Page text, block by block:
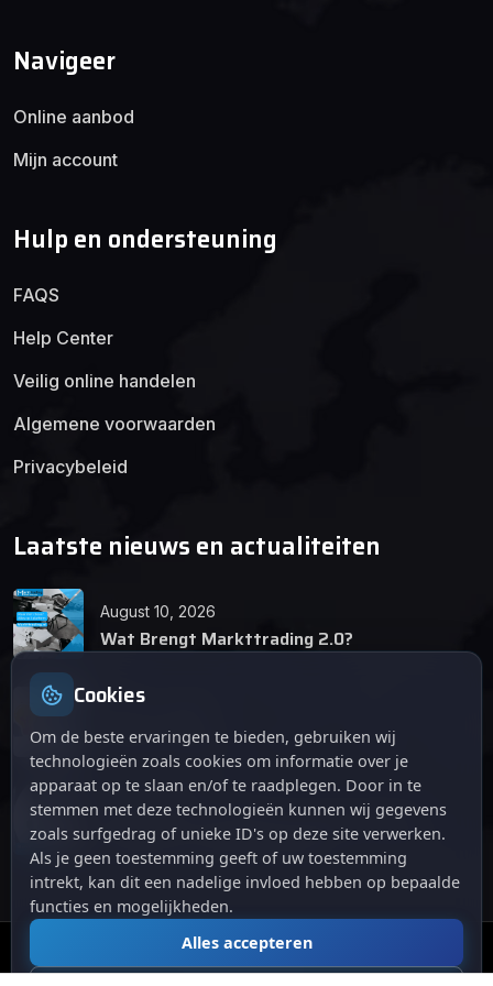
Navigeer
Online aanbod
Mijn account
Hulp en ondersteuning
FAQS
Help Center
Veilig online handelen
Algemene voorwaarden
Privacybeleid
Laatste nieuws en actualiteiten
August 10, 2026
Wat Brengt Markttrading 2.0?
Tips en Tricks
April 12, 2026
De opkomst van Markttrading 2.0: Een
revolutie in online handelen.
Markttrading. Alle rechten voorbehouden.
Cookies
Om de beste ervaringen te bieden, gebruiken wij
technologieën zoals cookies om informatie over je
apparaat op te slaan en/of te raadplegen. Door in te
stemmen met deze technologieën kunnen wij gegevens
zoals surfgedrag of unieke ID's op deze site verwerken.
Als je geen toestemming geeft of uw toestemming
intrekt, kan dit een nadelige invloed hebben op bepaalde
functies en mogelijkheden.
Alles accepteren